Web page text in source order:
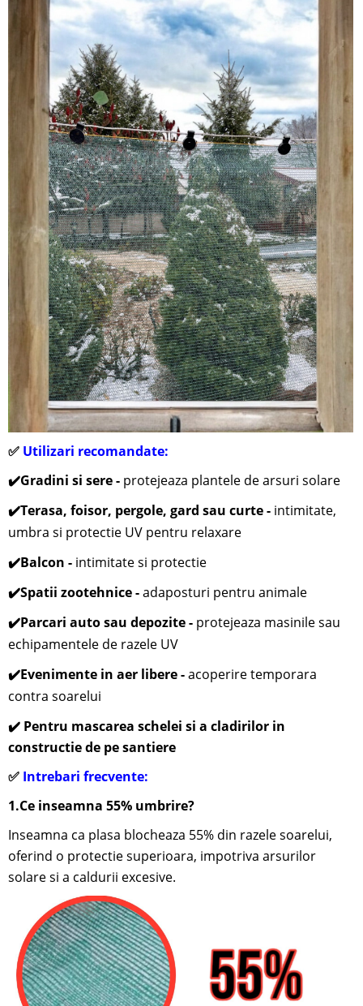
✅ Utilizari recomandate:
✔️Gradini si sere - protejeaza plantele de arsuri solare
✔️Terasa, foisor, pergole, gard sau curte - intimitate,
umbra si protectie UV pentru relaxare
✔️Balcon - intimitate si protectie
✔️Spatii zootehnice -adaposturi pentru animale
✔️Parcari auto sau depozite - protejeaza masinile sau
echipamentele de razele UV
✔️Evenimente in aer libere -acoperire temporara
contra soarelui
✔️ Pentru mascarea schelei si a cladirilor in
constructie de pe santiere
✅ Intrebari frecvente:
1.Ce inseamna 55% umbrire?
Inseamna ca plasa blocheaza 55% din razele soarelui,
oferind o protectie superioara, impotriva arsurilor
solare si a caldurii excesive.